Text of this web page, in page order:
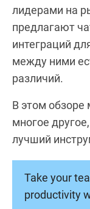
лидерами на
предлагают
интеграций
между ними
различий.
В этом
многое
лучший
Take your
productivity